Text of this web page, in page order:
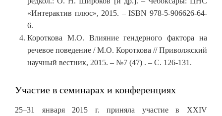
«Интерактив плюс», 2015. – ISBN 978-5-906626-64-
6.
Короткова М.О. Влияние гендерного фактора на
речевое поведение / М.О. Короткова // Приволжский
научный вестник, 2015. – №7 (47) . – С. 126-131.
Участие в семинарах и конференциях
25–31 января 2015 г. приняла участие в XXIV